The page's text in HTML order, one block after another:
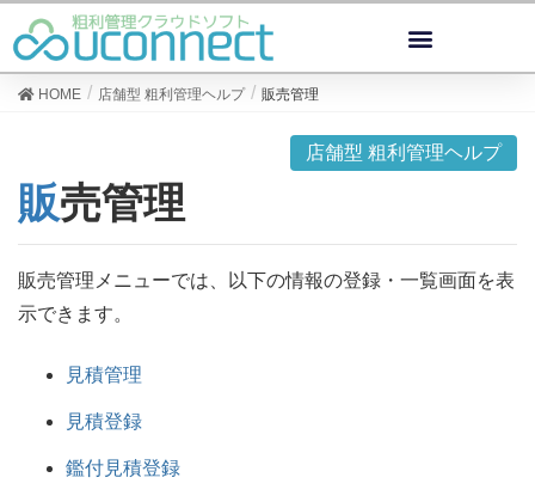
HOME 店舗型 粗利管理ヘルプ 販売管理
店舗型 粗利管理ヘルプ
販売管理
販売管理メニューでは、以下の情報の登録・一覧画面を表
示できます。
見積管理
見積登録
鑑付見積登録